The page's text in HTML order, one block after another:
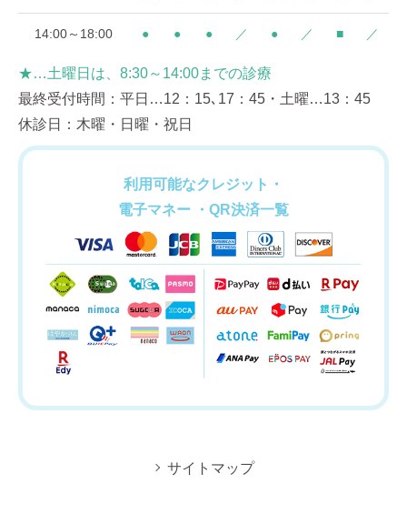
14:00～18:00 ● ● ● ／ ● ／ ■ ／
★…土曜日は、8:30～14:00までの診療
最終受付時間：平日…12：15､17：45・土曜…13：45
休診日：木曜・日曜・祝日
利用可能なクレジット・
電子マネー ・QR決済一覧
サイトマップ